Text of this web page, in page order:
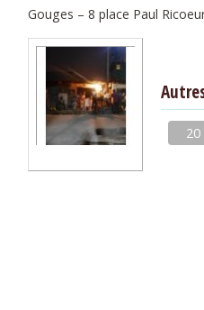
Gouges – 8 place Paul